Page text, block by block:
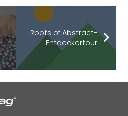
Roots of Abstract-
Entdeckertour